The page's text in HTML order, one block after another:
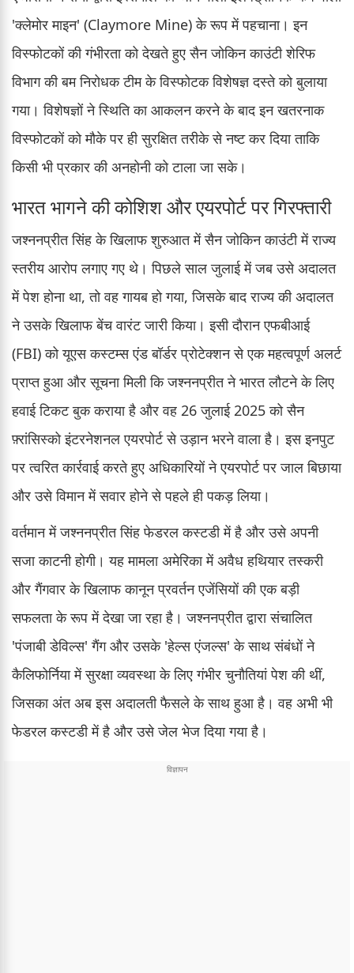
'क्लेमोर माइन' (Claymore Mine) के रूप में पहचाना। इन
विस्फोटकों की गंभीरता को देखते हुए सैन जोकिन काउंटी शेरिफ
विभाग की बम निरोधक टीम के विस्फोटक विशेषज्ञ दस्ते को बुलाया
गया। विशेषज्ञों ने स्थिति का आकलन करने के बाद इन खतरनाक
विस्फोटकों को मौके पर ही सुरक्षित तरीके से नष्ट कर दिया ताकि
किसी भी प्रकार की अनहोनी को टाला जा सके।
भारत भागने की कोशिश और एयरपोर्ट पर गिरफ्तारी
जश्ननप्रीत सिंह के खिलाफ शुरुआत में सैन जोकिन काउंटी में राज्य
स्तरीय आरोप लगाए गए थे। पिछले साल जुलाई में जब उसे अदालत
में पेश होना था, तो वह गायब हो गया, जिसके बाद राज्य की अदालत
ने उसके खिलाफ बेंच वारंट जारी किया। इसी दौरान एफबीआई
(FBI) को यूएस कस्टम्स एंड बॉर्डर प्रोटेक्शन से एक महत्वपूर्ण अलर्ट
प्राप्त हुआ और सूचना मिली कि जश्ननप्रीत ने भारत लौटने के लिए
हवाई टिकट बुक कराया है और वह 26 जुलाई 2025 को सैन
फ़्रांसिस्को इंटरनेशनल एयरपोर्ट से उड़ान भरने वाला है। इस इनपुट
पर त्वरित कार्रवाई करते हुए अधिकारियों ने एयरपोर्ट पर जाल बिछाया
और उसे विमान में सवार होने से पहले ही पकड़ लिया।
वर्तमान में जश्ननप्रीत सिंह फेडरल कस्टडी में है और उसे अपनी
सजा काटनी होगी। यह मामला अमेरिका में अवैध हथियार तस्करी
और गैंगवार के खिलाफ कानून प्रवर्तन एजेंसियों की एक बड़ी
सफलता के रूप में देखा जा रहा है। जश्ननप्रीत द्वारा संचालित
'पंजाबी डेविल्स' गैंग और उसके 'हेल्स एंजल्स' के साथ संबंधों ने
कैलिफोर्निया में सुरक्षा व्यवस्था के लिए गंभीर चुनौतियां पेश की थीं,
जिसका अंत अब इस अदालती फैसले के साथ हुआ है। वह अभी भी
फेडरल कस्टडी में है और उसे जेल भेज दिया गया है।